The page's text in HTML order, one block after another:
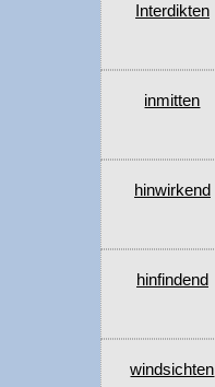
Interdikten
inmitten
hinwirkend
hinfindend
windsichten